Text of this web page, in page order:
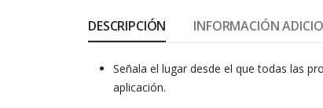
DESCRIPCIÓN INFORMACIÓN
Señala el lugar desde el que todas las
aplicación.